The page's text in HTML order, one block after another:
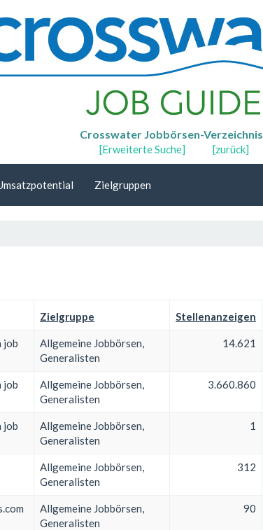
Crosswater Jobbörsen-Verzeichnis
[Erweiterte Suche] [zurück]
Zielgruppen
Zielgruppe Stellenanzeigen
job
Allgemeine Jobbörsen,
Generalisten
14.621
job
Allgemeine Jobbörsen,
Generalisten
3.660.860
job
Allgemeine Jobbörsen,
Generalisten
1
Allgemeine Jobbörsen,
Generalisten
312
Allgemeine Jobbörsen,
Generalisten
90